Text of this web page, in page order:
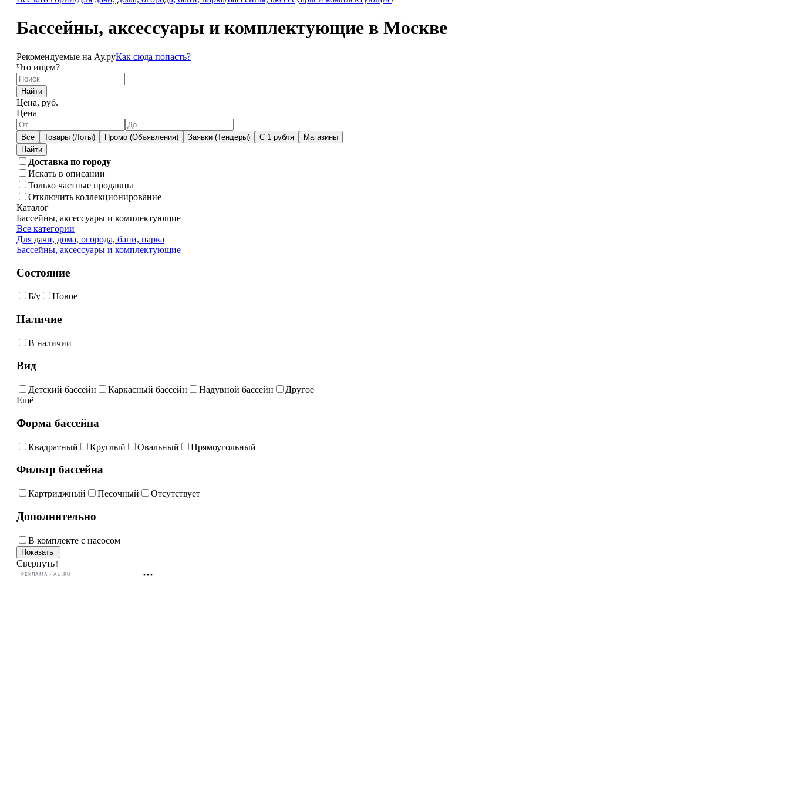
Бассейны, аксессуары и комплектующие в Москве
Рекомендуемые на Ау.руКак сюда попасть?
Что ищем?
Найти
Цена, руб.
Цена
Все Товары (Лоты) Промо (Объявления) Заявки (Тендеры) С 1 рубля Магазины
Доставка по городу
Искать в описании
Только частные продавцы
Отключить коллекционирование
Каталог
Бассейны, аксессуары и комплектующие
Все категории
Для дачи, дома, огорода, бани, парка
Бассейны, аксессуары и комплектующие
Состояние
Б/у Новое
Наличие
В наличии
Вид
Детский бассейн Каркасный бассейн Надувной бассейн
Другое
Ещё
Форма бассейна
Квадратный Круглый Овальный Прямоугольный
Фильтр бассейна
Картриджный Песочный Отсутствует
Дополнительно
В комплекте с насосом
Свернуть↑
РЕКЛАМА • AU.RU